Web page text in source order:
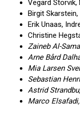
Vegard Storvik,
Birgit
Erik Unaas,
Christine
Zaineb Al-
Arne Bård
Mia Larsen
Sebastian
Astrid
Marco